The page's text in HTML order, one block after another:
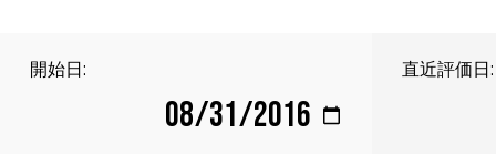
開始日: 直近評価日: